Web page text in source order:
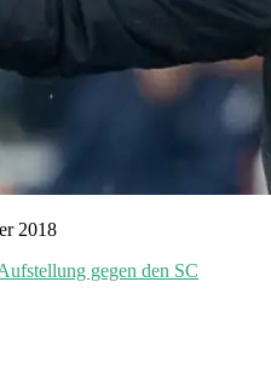
2018
gegen den SC